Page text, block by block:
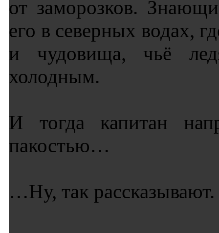
от заморозков.
его в северных водах,
и чудовища, чьё
холодным.
И тогда капитан
пакостью…
…Ну, так рассказывают.